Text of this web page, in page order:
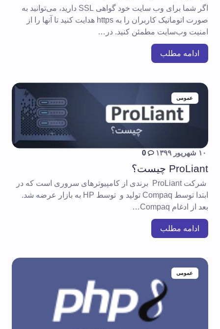
اگر شما برای وب سایت خود گواهی SSL دارید، می‌توانید به
صورت اتوماتیک کاربران را به https هدایت کنید تا آنها را از
امنیت وب‌سایت مطمئن کنید. در…
ادامه مطلب
عمومی
۱۰ شهریور ۱۳۹۹ 0
ProLiant چیست؟
شرکت ProLiant برندی از کامپیوترهای سروری است که در
ابتدا توسط Compaq تولید و توسط HP به بازار عرضه شد.
بعد از ادغام Compaq…
ادامه مطلب
عمومی